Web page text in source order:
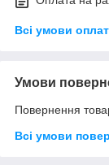
Всі умови
Умови
Повернення
Всі умови